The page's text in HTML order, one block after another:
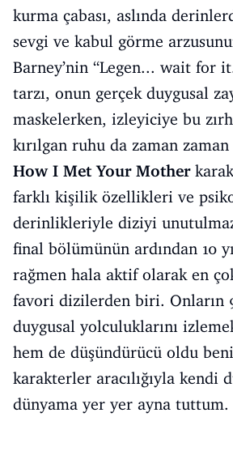
kurma çabası, aslında
sevgi ve kabul görme
Barney’nin “Legen... wait for
tarzı, onun gerçek duygusal
maskelerken, izleyiciye bu
kırılgan ruhu da zaman
How I Met Your Mother
farklı kişilik özellikleri ve
derinlikleriyle diziyi
final bölümünün ardından 10
rağmen hala aktif olarak en
favori dizilerden biri. Onların
duygusal yolculuklarını
hem de düşündürücü oldu
karakterler aracılığıyla kendi
dünyama yer yer ayna tuttum.